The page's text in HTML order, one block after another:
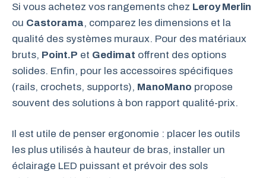
Si vous achetez vos rangements chez Leroy Merlin
ou Castorama, comparez les dimensions et la
qualité des systèmes muraux. Pour des matériaux
bruts, Point.P et Gedimat offrent des options
solides. Enfin, pour les accessoires spécifiques
(rails, crochets, supports), ManoMano propose
souvent des solutions à bon rapport qualité-prix.
Il est utile de penser ergonomie : placer les outils
les plus utilisés à hauteur de bras, installer un
éclairage LED puissant et prévoir des sols